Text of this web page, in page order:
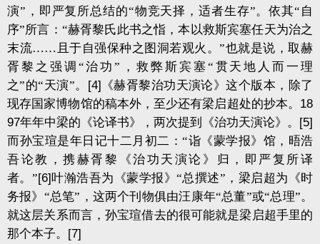
演”，即严复所总结的“物竞天择，适者生存”。依其“自
序”所言：“赫胥黎氏此书之恉，本以救斯宾塞任天为治之
末流……且于自强保种之图洞若观火。”也就是说，取赫
胥黎之强调“治功”，救弊斯宾塞“贯天地人而一理
之”的“天演”。 [4] 《赫胥黎治功天演论》这个版本，除了
现存国家博物馆的稿本外，至少还有梁启超处的抄本。 18
97年年中梁的《论译书》，两次提到《治功天演论》。 [5]
而孙宝瑄是年日记十二月初二：“诣《蒙学报》馆，晤浩
吾论教，携赫胥黎《治功天演论》归，即严复所译
者。”[6]叶瀚浩吾为《蒙学报》“总撰述”，梁启超为《时
务报》“总笔”，这两个刊物俱由汪康年“总董”或“总理”。
就这层关系而言，孙宝瑄借去的很可能就是梁启超手里的
那个本子。 [7]